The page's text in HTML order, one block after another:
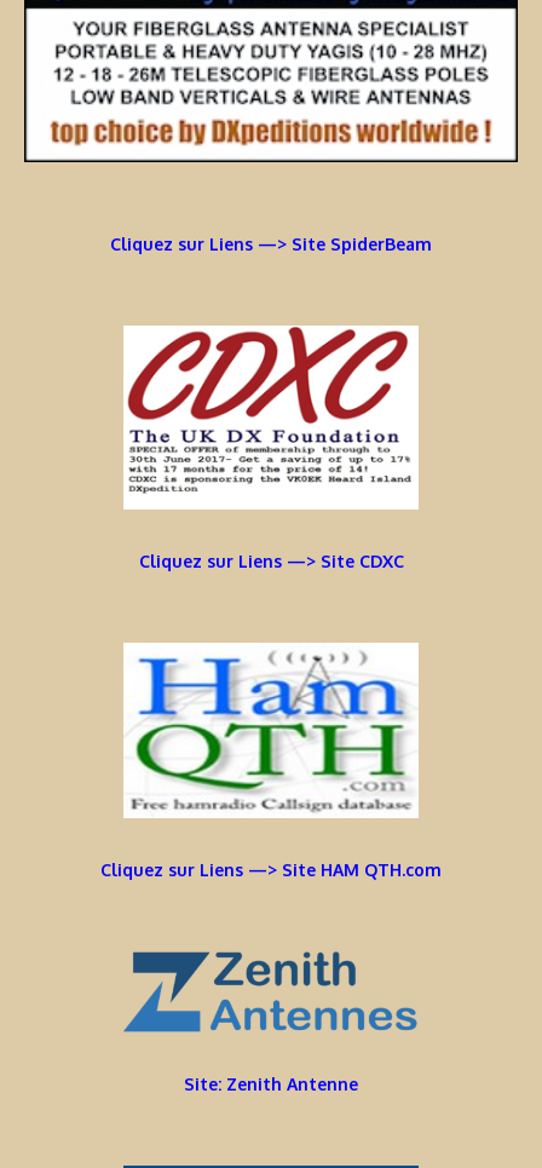
Cliquez sur Liens —> Site SpiderBeam
Cliquez sur Liens —> Site CDXC
Cliquez sur Liens —> Site HAM QTH.com
Site: Zenith Antenne